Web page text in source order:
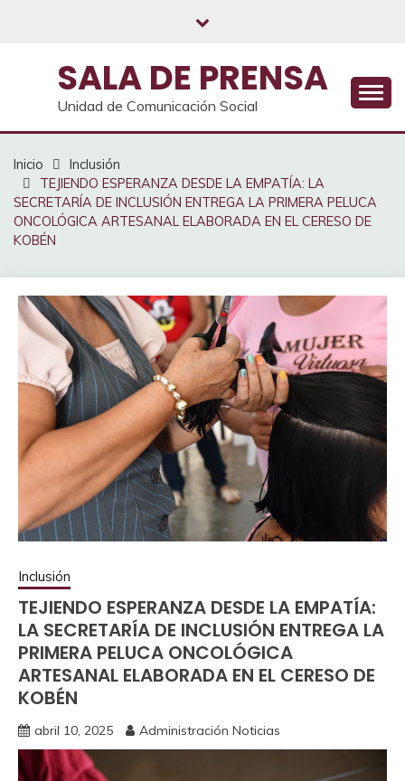
SALA DE PRENSA
Unidad de Comunicación Social
Inicio
Inclusión
TEJIENDO ESPERANZA DESDE LA EMPATÍA: LA
SECRETARÍA DE INCLUSIÓN ENTREGA LA PRIMERA PELUCA
ONCOLÓGICA ARTESANAL ELABORADA EN EL CERESO DE
KOBÉN
Inclusión
TEJIENDO ESPERANZA DESDE LA EMPATÍA:
LA SECRETARÍA DE INCLUSIÓN ENTREGA LA
PRIMERA PELUCA ONCOLÓGICA
ARTESANAL ELABORADA EN EL CERESO DE
KOBÉN
abril 10, 2025 Administración Noticias